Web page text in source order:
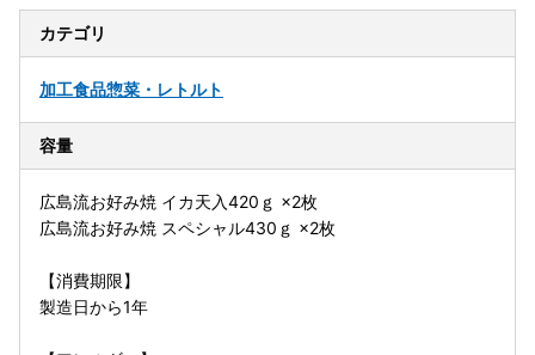
カテゴリ
加工食品惣菜・レトルト
容量
広島流お好み焼 イカ天入420ｇ ×2枚
広島流お好み焼 スペシャル430ｇ ×2枚
【消費期限】
製造日から1年